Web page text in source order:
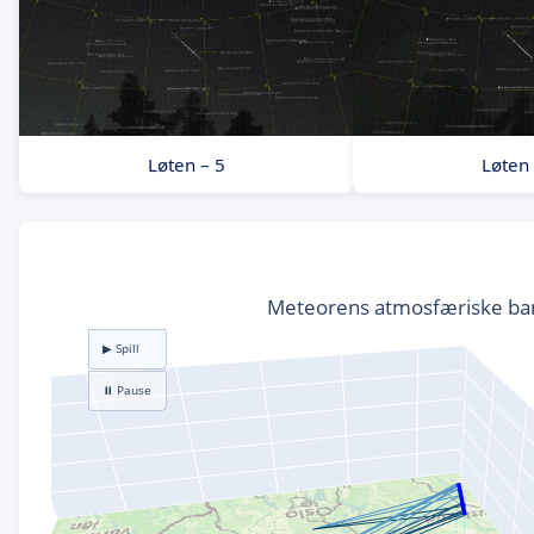
Løten – 5 Løten